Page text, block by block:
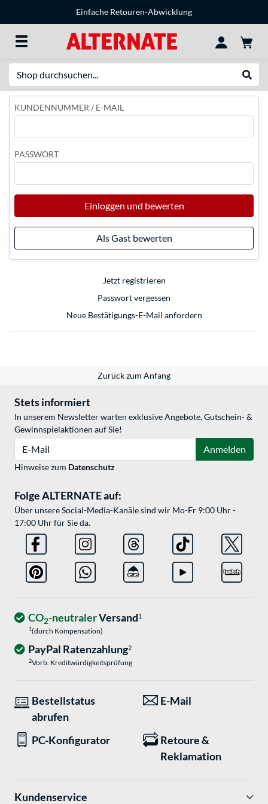
Einfache Retouren-Abwicklung
KUNDENNUMMER / E-MAIL
PASSWORT
Einloggen und bewerten
Als Gast bewerten
Jetzt registrieren
Passwort vergessen
Neue Bestätigungs-E-Mail anfordern
Zurück zum Anfang
Stets informiert
In unserem Newsletter warten exklusive Angebote, Gutschein- &
Gewinnspielaktionen auf Sie!
Anmelden
Hinweise zum Datenschutz
Folge ALTERNATE auf:
Über unsere Social-Media-Kanäle sind wir Mo-Fr 9:00 Uhr -
17:00 Uhr für Sie da.
CO2-neutralerVersand1
1(durch Kompensation)
PayPal Ratenzahlung2
2Vorb. Kreditwürdigkeitsprüfung
Bestellstatus
abrufen
E-Mail
PC-Konfigurator
Retoure &
Reklamation
Kundenservice